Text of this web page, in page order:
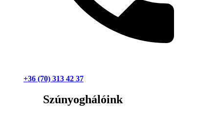
+36 (70) 313 42 37
Szúnyoghálóink